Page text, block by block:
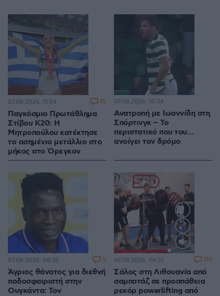
Παγκόσμιο Πρωτάθλημα
Στίβου Κ20: Η
Μητροπούλου κατέκτησε
το ασημένιο μετάλλιο στο
μήκος στο Όρεγκον
07.08.2026, 11:04 15
Ανατροπή με Ιωαννίδη στη
Σπόρτινγκ – Το
περιστατικό που του…
ανοίγει τον δρόμο
07.08.2026, 10:34
Άγριος θάνατος για διεθνή
ποδοσφαιριστή στην
Ουγκάντα: Τον
07.08.2026, 08:35 5
Loaded
100.00%
Σάλος στη Λιθουανία από
σαμποτάζ σε προσπάθεια
ρεκόρ powerlifting από
07.08.2026, 06:51 119